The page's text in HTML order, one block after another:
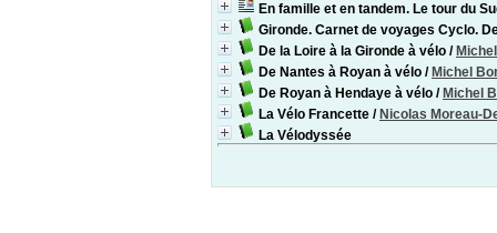
En famille et en tandem. Le tour du
Gironde. Carnet de voyages Cyclo.
De la Loire à la Gironde à vélo /
De Nantes à Royan à vélo / Michel
De Royan à Hendaye à vélo / Michel
La Vélo Francette / Nicolas Moreau-
La Vélodyssée